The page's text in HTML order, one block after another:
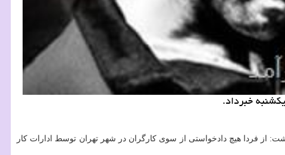
خبرداد.
از فردا هیچ دادخواستی از سوی كارگران در شهر تهران توسط ادارات كار